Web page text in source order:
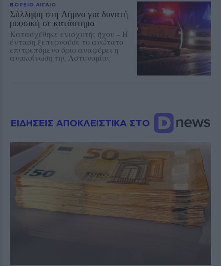
ΒΟΡΕΙΟ ΑΙΓΑΙΟ
Σύλληψη στη Λήμνο για δυνατή
μουσική σε κατάστημα
Κατασχέθηκε ενισχυτής ήχου – Η
ένταση ξεπερνούσε το ανώτατο
επιτρεπόμενο όριο αναφέρει η
ανακοίνωση της Αστυνομίας
ΕΙΔΗΣΕΙΣ ΑΠΟΚΛΕΙΣΤΙΚΑ ΣΤΟ